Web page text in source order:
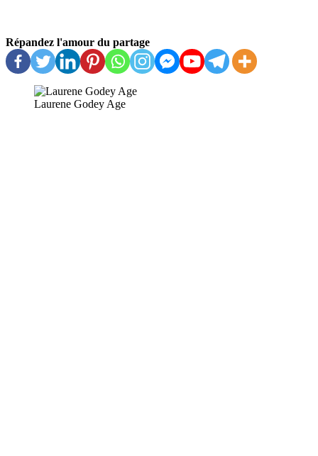
Répandez l'amour du partage
Laurene Godey Age